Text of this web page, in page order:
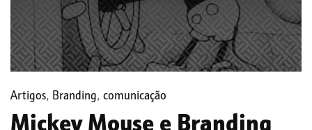
Artigos, Branding, comunicação